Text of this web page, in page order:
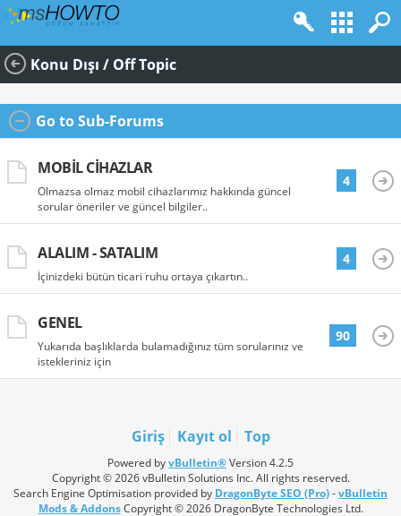
Konu Dışı / Off Topic
Go to Sub-Forums
MOBIL CIHAZLAR
Olmazsa olmaz mobil cihazlarımız hakkında güncel
sorular öneriler ve güncel bilgiler..
4
ALALIM - SATALIM
İçinizdeki bütün ticari ruhu ortaya çıkartın..
4
GENEL
Yukarıda başlıklarda bulamadığınız tüm sorularınız ve
istekleriniz için
90
Giriş Kayıt ol Top
Powered byvBulletin®Version 4.2.5
Copyright © 2026 vBulletin Solutions Inc. All rights reserved.
Search Engine Optimisation provided by DragonByte SEO (Pro)-vBulletin
Mods & AddonsCopyright © 2026 DragonByte Technologies Ltd.